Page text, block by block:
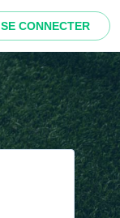
SE CONNECTER